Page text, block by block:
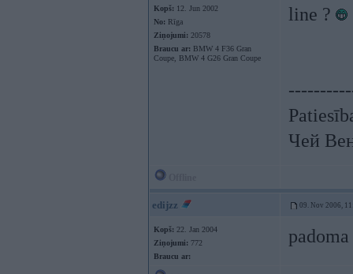
Kopš: 12. Jun 2002
No: Rīga
Ziņojumi: 20578
Braucu ar: BMW 4 F36 Gran
Coupe, BMW 4 G26 Gran Coupe
line ?
Чей
edijzz 09. Nov 2006,
Kopš: 22. Jan 2004
Ziņojumi: 772
Braucu ar: